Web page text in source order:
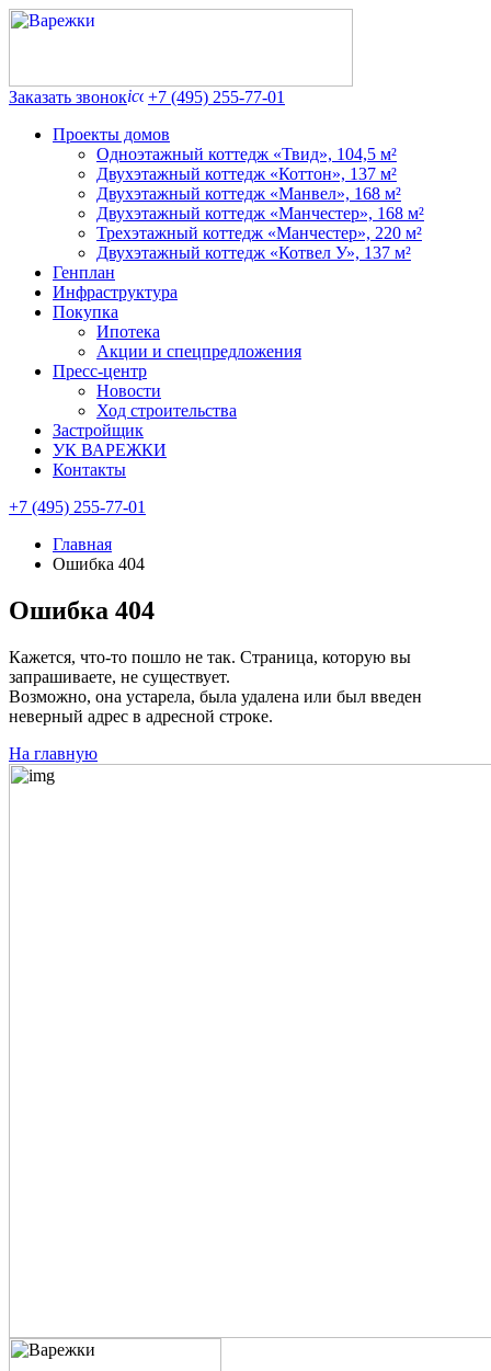
Заказать звонок
+7 (495) 255-77-01
Проекты домов
Одноэтажный коттедж «Твид», 104,5 м²
Двухэтажный коттедж «Коттон», 137 м²
Двухэтажный коттедж «Манвел», 168 м²
Двухэтажный коттедж «Манчестер», 168 м²
Трехэтажный коттедж «Манчестер», 220 м²
Двухэтажный коттедж «Котвел У», 137 м²
Генплан
Инфраструктура
Покупка
Ипотека
Акции и спецпредложения
Пресс-центр
Новости
Ход строительства
Застройщик
УК ВАРЕЖКИ
Контакты
+7 (495) 255-77-01
Главная
Ошибка 404
Ошибка 404
Кажется, что-то пошло не так. Страница, которую вы
запрашиваете, не существует.
Возможно, она устарела, была удалена или был введен
неверный адрес в адресной строке.
На главную